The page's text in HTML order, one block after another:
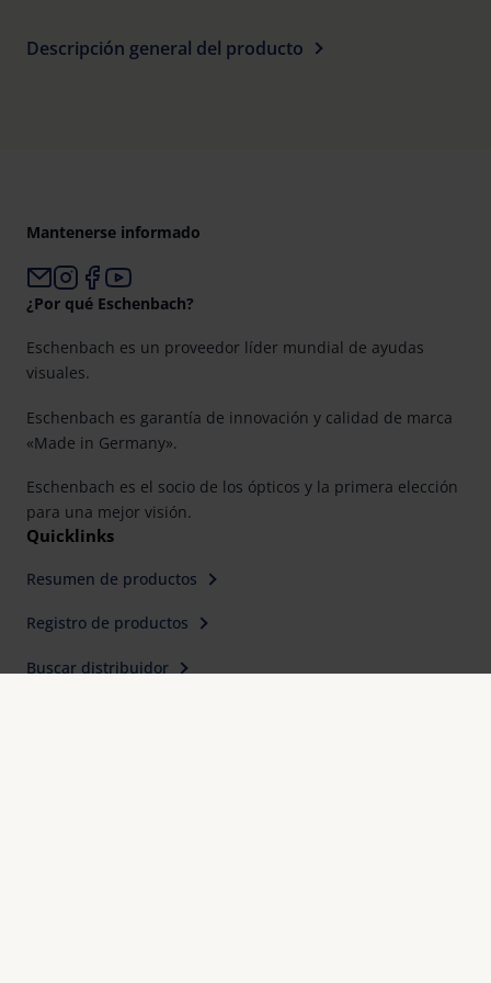
Descripción general del producto
Mantenerse informado
¿Por qué Eschenbach?
Eschenbach es un proveedor líder mundial de ayudas
visuales.
Eschenbach es garantía de innovación y calidad de marca
«Made in Germany».
Eschenbach es el socio de los ópticos y la primera elección
para una mejor visión.
Quicklinks
Resumen de productos
Registro de productos
Buscar distribuidor